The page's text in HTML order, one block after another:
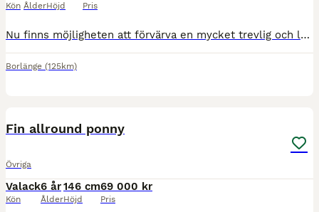
Kön ÅlderHöjd Pris
Nu finns möjligheten att förvärva en mycket trevlig och lovande unghäst med rätt inställning till arbete. Sweet Imponera är ett socialt och nyfiket sto som lär sig snabbt och har en fin grund att fortsätta utveckla. Hon är grundriden i alla tre gångarter, rids endast ute hon är inte riden på ridbanan och har även hoppat enstaka naturhinder. Hon är fortfarande grön i sin
Borlänge (125km)
Fin allround ponny
Övriga
Valack
Kön
6 år
Ålder
146 cm
Höjd
69 000 kr
Pris